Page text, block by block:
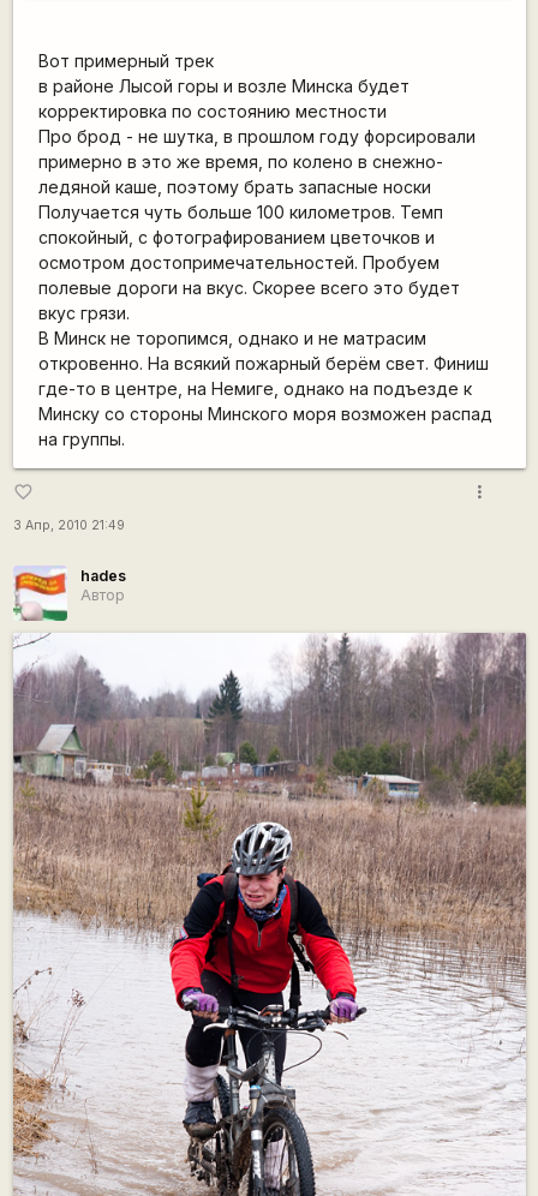
Вот примерный трек
в районе Лысой горы и возле Минска будет
корректировка по состоянию местности
Про брод - не шутка, в прошлом году форсировали
примерно в это же время, по колено в снежно-
ледяной каше, поэтому брать запасные носки
Получается чуть больше 100 километров. Темп
спокойный, с фотографированием цветочков и
осмотром достопримечательностей. Пробуем
полевые дороги на вкус. Скорее всего это будет
вкус грязи.
В Минск не торопимся, однако и не матрасим
откровенно. На всякий пожарный берём свет. Финиш
где-то в центре, на Немиге, однако на подъезде к
Минску со стороны Минского моря возможен распад
на группы.
favorite_border
3 Апр, 2010 21:49
more_vert
hades
Автор